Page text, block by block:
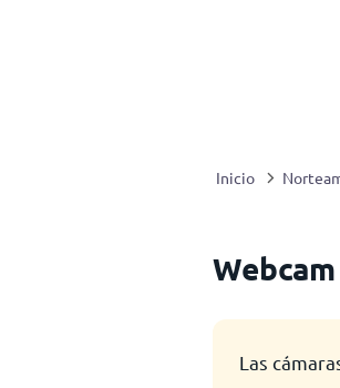
Inicio
Las